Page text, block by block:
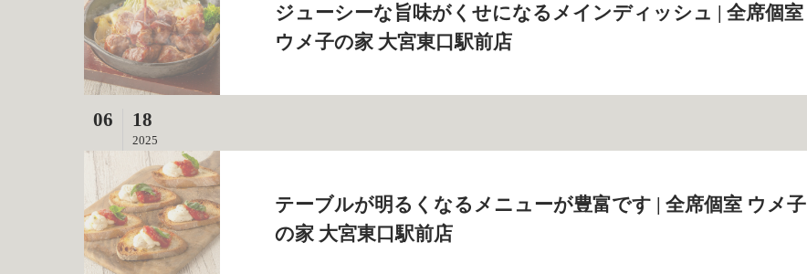
ジューシーな旨味がくせになるメインディッシュ | 全席個室
ウメ子の家 大宮東口駅前店
06 18
2025
テーブルが明るくなるメニューが豊富です | 全席個室 ウメ子
の家 大宮東口駅前店